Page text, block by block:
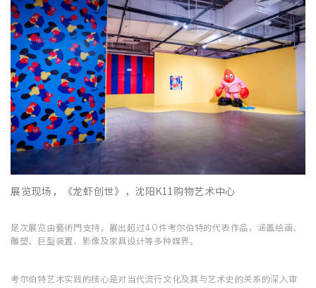
展览现场，《龙虾创世》，沈阳K11购物艺术中心
是次展览由藝術門支持，展出超过40件考尔伯特的代表作品，涵盖绘画、
雕塑、巨型装置、影像及家具设计等多种媒界。
考尔伯特艺术实践的核心是对当代流行文化及其与艺术史的关系的深入审